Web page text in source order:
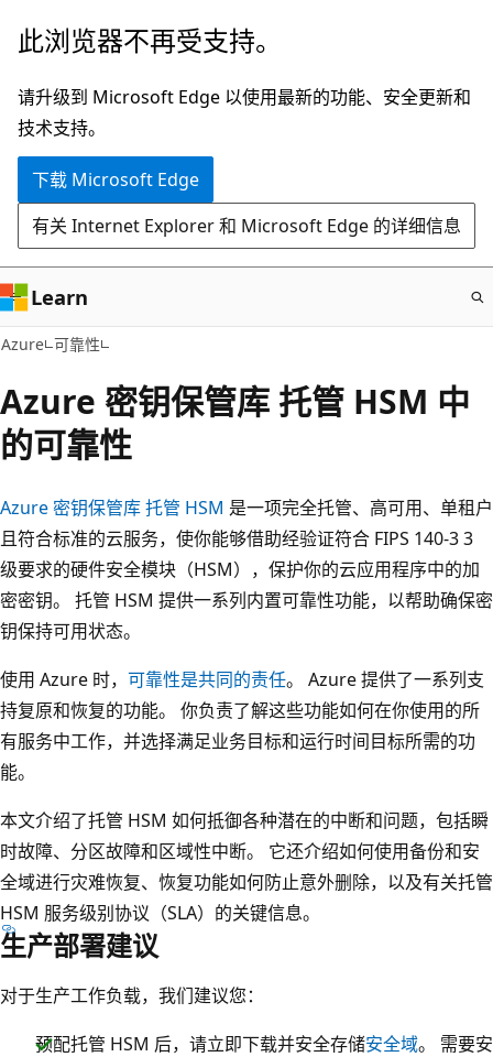
跳
主
要
内
此浏览器不再受支持。
请升级到 Microsoft Edge 以使用最新的功能、安全更新和
技术支持。
下载 Microsoft Edge
有关 Internet Explorer 和 Microsoft Edge 的详细信息
Learn
Azure 可靠性
Azure 密钥保管库 托管 HSM 中
的可靠性
Azure 密钥保管库 托管 HSM 是一项完全托管、高可用、单租户
且符合标准的云服务，使你能够借助经验证符合 FIPS 140-3 3
级要求的硬件安全模块（HSM），保护你的云应用程序中的加
密密钥。 托管 HSM 提供一系列内置可靠性功能，以帮助确保密
钥保持可用状态。
使用 Azure 时， 可靠性是共同的责任。 Azure 提供了一系列支
持复原和恢复的功能。 你负责了解这些功能如何在你使用的所
有服务中工作，并选择满足业务目标和运行时间目标所需的功
能。
本文介绍了托管 HSM 如何抵御各种潜在的中断和问题，包括瞬
时故障、分区故障和区域性中断。 它还介绍如何使用备份和安
全域进行灾难恢复、恢复功能如何防止意外删除，以及有关托管
HSM 服务级别协议（SLA）的关键信息。
生产部署建议
对于生产工作负载，我们建议您：
预配托管 HSM 后，请立即下载并安全存储安全域。 需要安